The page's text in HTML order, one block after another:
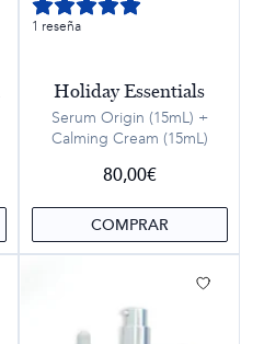
1 reseña
Holiday Essentials
Serum Origin (15mL) +
Calming Cream (15mL)
80,00€
COMPRAR